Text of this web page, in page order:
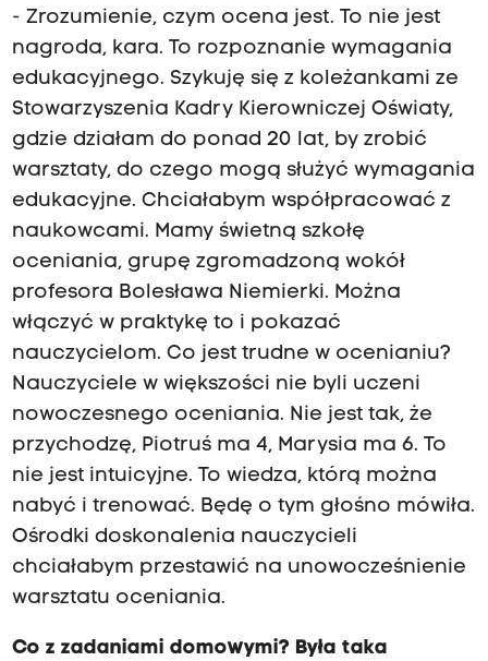
- Zrozumienie, czym ocena jest. To nie jest
nagroda, kara. To rozpoznanie wymagania
edukacyjnego. Szykuję się z koleżankami ze
Stowarzyszenia Kadry Kierowniczej Oświaty,
gdzie działam do ponad 20 lat, by zrobić
warsztaty, do czego mogą służyć wymagania
edukacyjne. Chciałabym współpracować z
naukowcami. Mamy świetną szkołę
oceniania, grupę zgromadzoną wokół
profesora Bolesława Niemierki. Można
włączyć w praktykę to i pokazać
nauczycielom. Co jest trudne w ocenianiu?
Nauczyciele w większości nie byli uczeni
nowoczesnego oceniania. Nie jest tak, że
przychodzę, Piotruś ma 4, Marysia ma 6. To
nie jest intuicyjne. To wiedza, którą można
nabyć i trenować. Będę o tym głośno mówiła.
Ośrodki doskonalenia nauczycieli
chciałabym przestawić na unowocześnienie
warsztatu oceniania.
Co z zadaniami domowymi? Była taka